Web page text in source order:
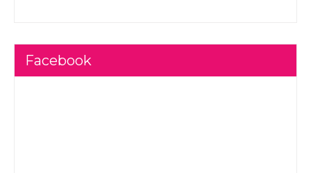
Facebook